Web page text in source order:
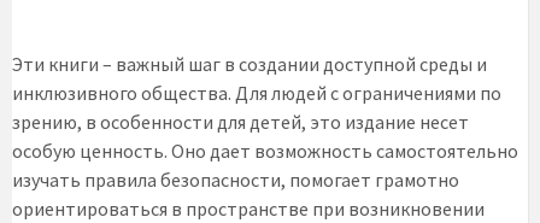
Эти книги – важный шаг в создании доступной среды и
инклюзивного общества. Для людей с ограничениями по
зрению, в особенности для детей, это издание несет
особую ценность. Оно дает возможность самостоятельно
изучать правила безопасности, помогает грамотно
ориентироваться в пространстве при возникновении